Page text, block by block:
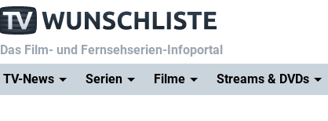
Das Film- und Fernsehserien-Infoportal
TV-News
Serien Filme Streams & DVDs